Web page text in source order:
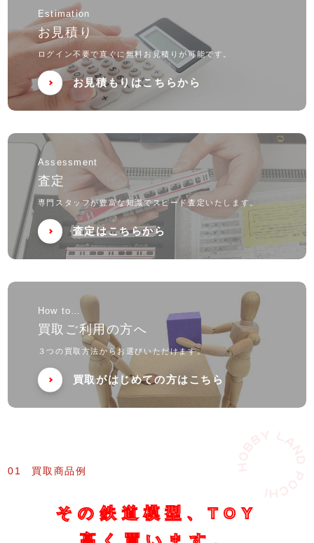
Estimation
お見積り
ログイン不要で直ぐに無料お見積りが可能です。
お見積もりはこちらから
Assessment
査定
専門スタッフが豊富な知識でスピード査定いたします。
査定はこちらから
How to…
買取ご利用の方へ
３つの買取方法からお選びいただけます。
買取がはじめての方はこちら
01 買取商品例
その鉄道模型、TOY